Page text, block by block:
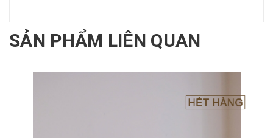
SẢN PHẨM LIÊN QUAN